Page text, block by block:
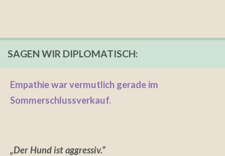
SAGEN WIR DIPLOMATISCH:
Empathie war vermutlich gerade im
Sommerschlussverkauf.
„Der Hund ist aggressiv.“